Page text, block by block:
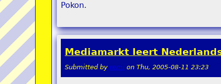
Pokon.
Mediamarkt leert
Submitted by remi on Thu, 2005-08-11 23:23